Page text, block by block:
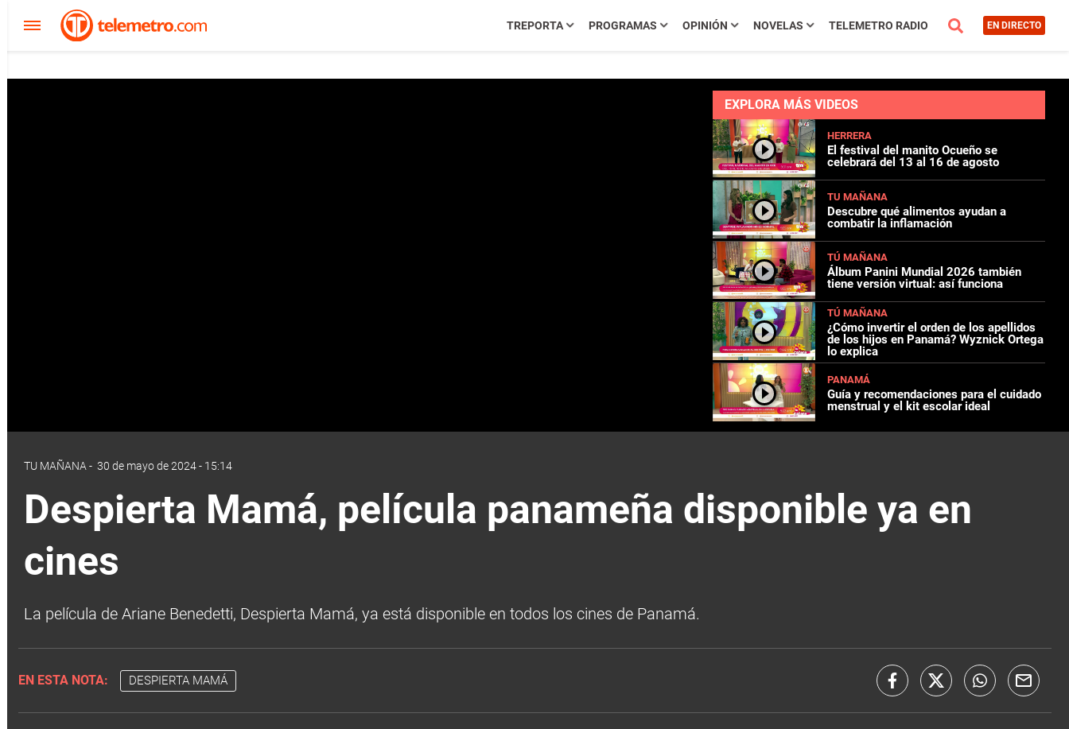
TREPORTA PROGRAMAS OPINIÓN NOVELAS TELEMETRO RADIO EN DIRECTO
EXPLORA MÁS VIDEOS
HERRERA
El festival del manito Ocueño se
celebrará del 13 al 16 de agosto
TU MAÑANA
Descubre qué alimentos ayudan a
combatir la inflamación
TÚ MAÑANA
Álbum Panini Mundial 2026 también
tiene versión virtual: así funciona
TÚ MAÑANA
¿Cómo invertir el orden de los apellidos
de los hijos en Panamá? Wyznick Ortega
lo explica
PANAMÁ
Guía y recomendaciones para el cuidado
menstrual y el kit escolar ideal
TU MAÑANA- 30 de mayo de 2024 - 15:14
Despierta Mamá, película panameña disponible ya en
cines
La película de Ariane Benedetti, Despierta Mamá, ya está disponible en todos los cines de Panamá.
EN ESTA NOTA: DESPIERTA MAMÁ